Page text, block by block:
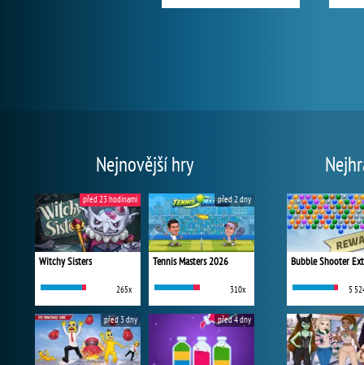
Nejnovější hry
Witchy Sisters
265x
před 23 hodinami
Tennis Masters 2026
310x
před 2 dny
před 3 dny před 4 dny
Bubble Shooter
5